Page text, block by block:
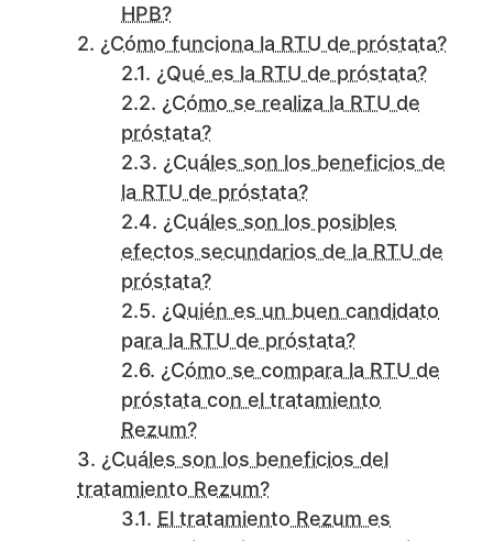
HPB?
¿Cómo funciona la RTU de próstata?
¿Qué es la RTU de próstata?
¿Cómo se realiza la RTU de
próstata?
¿Cuáles son los beneficios de
la RTU de próstata?
¿Cuáles son los posibles
efectos secundarios de la RTU de
próstata?
¿Quién es un buen candidato
para la RTU de próstata?
¿Cómo se compara la RTU de
próstata con el tratamiento
Rezum?
¿Cuáles son los beneficios del
tratamiento Rezum?
El tratamiento Rezum es